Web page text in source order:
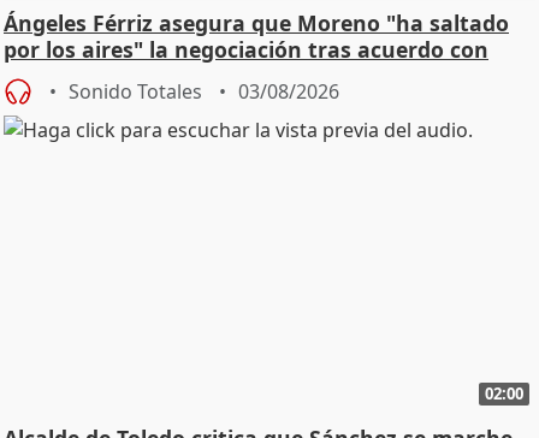
Ángeles Férriz asegura que Moreno "ha saltado
por los aires" la negociación tras acuerdo con
SMA
Sonido Totales 03/08/2026
02:00